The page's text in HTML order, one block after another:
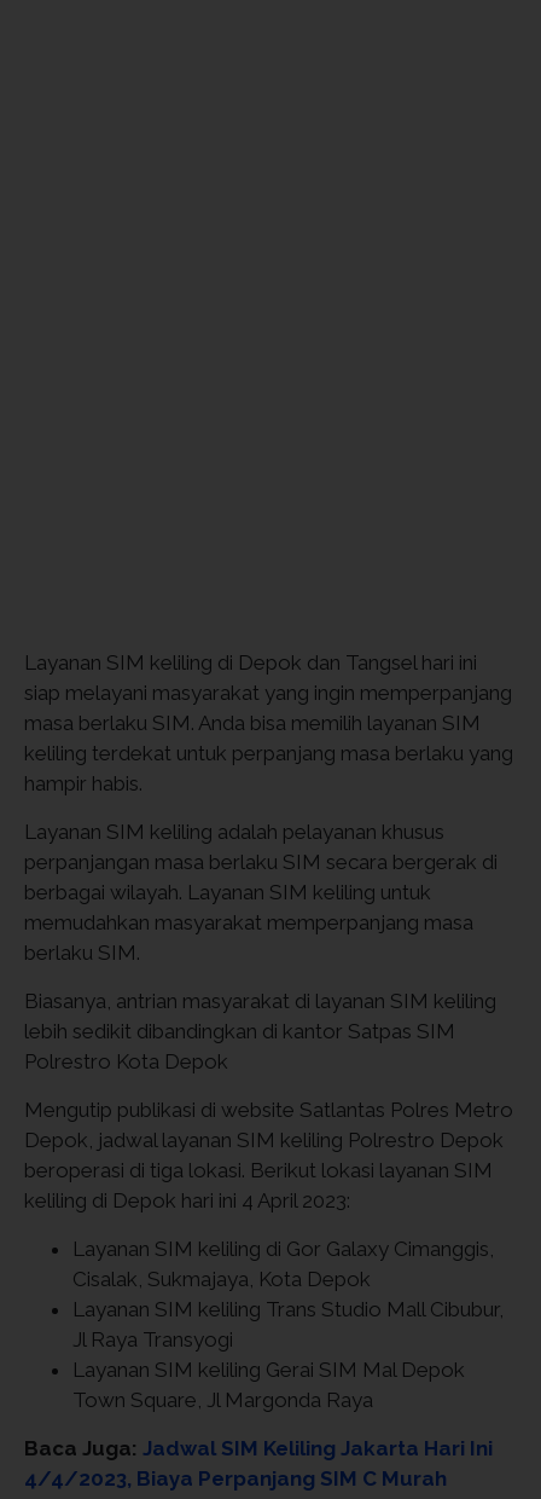
Layanan SIM keliling di Depok dan Tangsel hari ini
siap melayani masyarakat yang ingin memperpanjang
masa berlaku SIM. Anda bisa memilih layanan SIM
keliling terdekat untuk perpanjang masa berlaku yang
hampir habis.
Layanan SIM keliling adalah pelayanan khusus
perpanjangan masa berlaku SIM secara bergerak di
berbagai wilayah. Layanan SIM keliling untuk
memudahkan masyarakat memperpanjang masa
berlaku SIM.
Biasanya, antrian masyarakat di layanan SIM keliling
lebih sedikit dibandingkan di kantor Satpas SIM
Polrestro Kota Depok
Mengutip publikasi di website Satlantas Polres Metro
Depok, jadwal layanan SIM keliling Polrestro Depok
beroperasi di tiga lokasi. Berikut lokasi layanan SIM
keliling di Depok hari ini 4 April 2023:
Layanan SIM keliling di Gor Galaxy Cimanggis,
Cisalak, Sukmajaya, Kota Depok
Layanan SIM keliling Trans Studio Mall Cibubur,
Jl Raya Transyogi
Layanan SIM keliling Gerai SIM Mal Depok
Town Square, Jl Margonda Raya
Baca Juga: Jadwal SIM Keliling Jakarta Hari Ini
4/4/2023, Biaya Perpanjang SIM C Murah